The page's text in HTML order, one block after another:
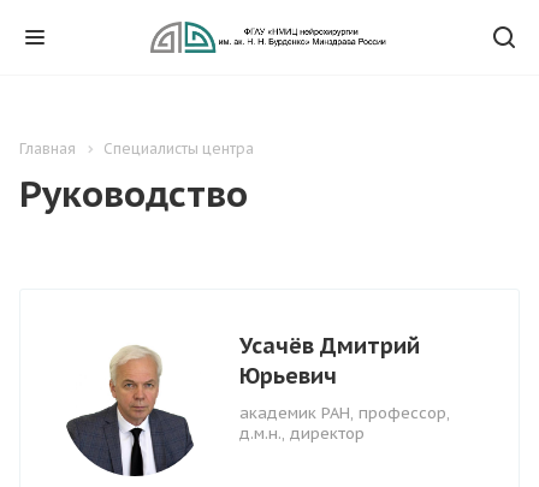
Главная Специалисты центра
Руководство
Усачёв Дмитрий
Юрьевич
академик РАН, профессор,
д.м.н., директор